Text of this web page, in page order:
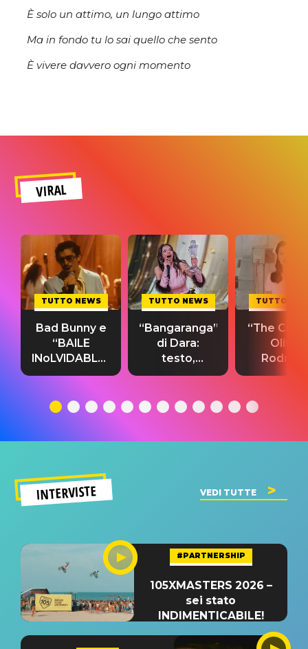
È solo un attimo, un lungo attimo
Ma in fondo tu lo sai quello che sento
È vivere davvero ogni momento
VIRAL
TUTTO NEWS
Bad Bunny e
“BAILE
INoLVIDABLE”:
testo,
significato
TUTTO NEWS
“Bangaranga”
di Dara:
testo,
traduzione e
del singolo
TUTTO
“The
Olivia
testo,
INTERVISTE VEDI TUTTE
#PARTNERSHIP
105XMASTERS 2026 –
sei stato
INDIMENTICABILE!